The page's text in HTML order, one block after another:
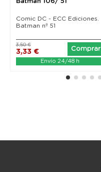
Comic DC - ECC Ediciones.
Batman nº 51
3,33 €
3,50 €
Comprar
Envío 24/48 h